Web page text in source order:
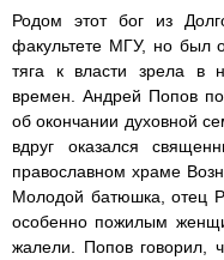
Родом этот бог из
факультете МГУ, но был
тяга к власти зрела в
времен. Андрей Попов
об окончании духовной
вдруг оказался
православном храме
Молодой батюшка, отец
особенно пожилым
жалели. Попов говорил,